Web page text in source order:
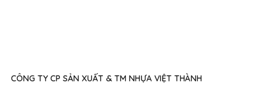
CÔNG TY CP SẢN XUẤT & TM NHỰA VIỆT THÀNH